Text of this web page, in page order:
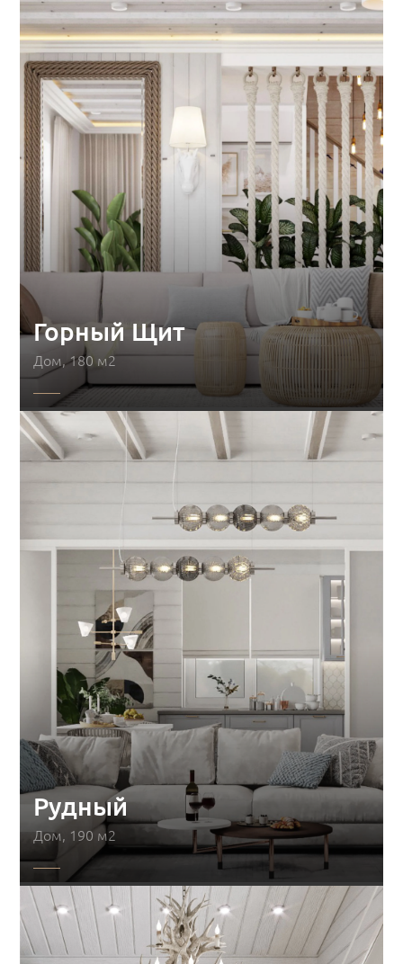
Горный Щит
Дом, 180 м2
Рудный
Дом, 190 м2